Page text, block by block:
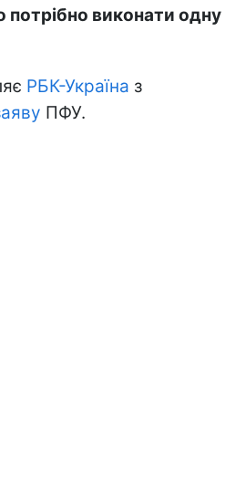
потрібно виконати одну
РБК-Україна з
ПФУ.